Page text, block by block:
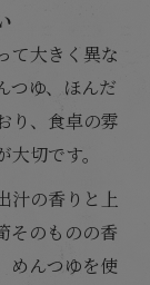
て大きく異な
つゆ、ほんだ
り、食卓の雰
切です。
汁の香りと上
そのものの香
めんつゆを使